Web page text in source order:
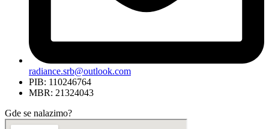
radiance.srb@outlook.com
PIB: 110246764
MBR: 21324043
Gde se nalazimo?